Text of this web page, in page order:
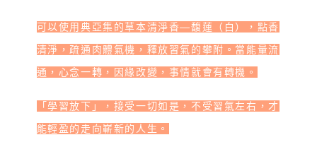
可以使用典亞集的草本清淨香—馥蓮（白），點香
清淨，疏通肉體氣機，釋放習氣的攀附。當能量流
通，心念一轉，因緣改變，事情就會有轉機。
「學習放下」，接受一切如是，不受習氣左右，才
能輕盈的走向嶄新的人生。